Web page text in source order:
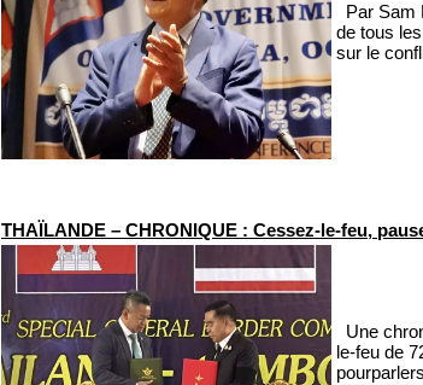
Par Sam
de tous
sur le
THAÏLANDE – CHRONIQUE : Cessez-le-feu,
Une
le-feu de